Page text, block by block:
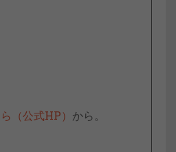
（公式HP） から。